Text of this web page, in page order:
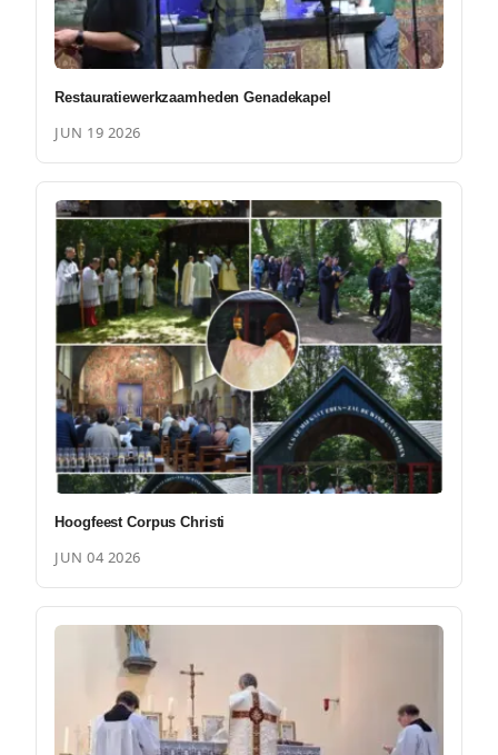
Restauratiewerkzaamheden Genadekapel
JUN 19 2026
Hoogfeest Corpus Christi
JUN 04 2026